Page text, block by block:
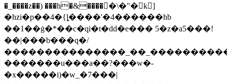
�_����z��) ���h�&�����\�"�k񇠯]
�hzi�p��4�{ȴ����'�4��� ���hb
��1��ġ�*��c�qi�t�dd�e��� 5�z�a5���!
��|���b���q�/
�������u���a�� ?���w�-
�x�����i)�w_� 7���|